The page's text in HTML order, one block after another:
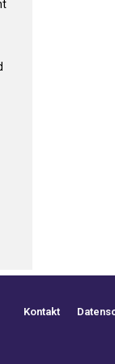
Kontakt